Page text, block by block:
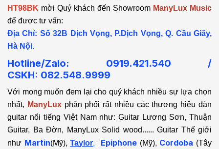
HT98BK mời Quý khách đến Showroom ManyLux Music
để được tư vấn:
Địa Chỉ: Số 32B Dịch Vọng, P.Dịch Vọng, Q. Cầu Giấy,
Hà Nội.
Hotline/Zalo: 0919.421.540 /
CSKH: 082.548.9999
Với mong muốn đem lại cho quý khách nhiều sự lựa chọn
nhất, ManyLux phân phối rất nhiều các thương hiệu đàn
guitar nổi tiếng Việt Nam như: Guitar Lương Sơn, Thuận
Guitar, Ba Đờn, ManyLux Solid wood...... Guitar Thế giới
như Martin(Mỹ),Taylor, Epiphone (Mỹ), Cordoba (Tây